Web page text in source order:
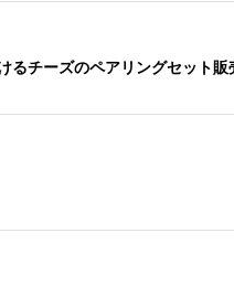
チーズのペアリングセット販